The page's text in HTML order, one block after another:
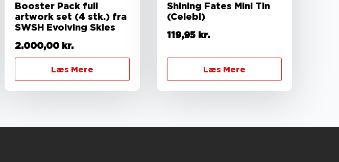
Booster Pack full
artwork set (4 stk.) fra
SWSH Evolving Skies
2.000,00 kr.
Læs Mere
Shining Fates Mini Tin
(Celebi)
119,95 kr.
Læs Mere